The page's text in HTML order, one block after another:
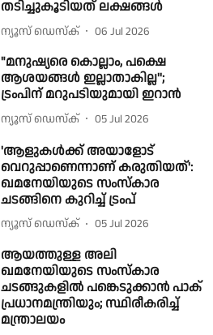
തടിച്ചുകൂടിയത് ലക്ഷങ്ങള്‍
ന്യൂസ് ഡെസ്ക് 06 Jul 2026
"മനുഷ്യരെ കൊല്ലാം, പക്ഷെ
ആശയങ്ങള്‍ ഇല്ലാതാകില്ല'';
ട്രംപിന് മറുപടിയുമായി ഇറാന്‍
ന്യൂസ് ഡെസ്ക് 05 Jul 2026
'ആളുകൾക്ക് അയാളോട്
വെറുപ്പാണെന്നാണ് കരുതിയത്':
ഖമനേയിയുടെ സംസ്കാര
ചടങ്ങിനെ കുറിച്ച് ട്രംപ്
ന്യൂസ് ഡെസ്ക് 05 Jul 2026
ആയത്തുള്ള അലി
ഖമനേയിയുടെ സംസ്കാര
ചടങ്ങുകളിൽ പങ്കെടുക്കാൻ പാക്
പ്രധാനമന്ത്രിയും; സ്ഥിരീകരിച്ച്
മന്ത്രാലയം